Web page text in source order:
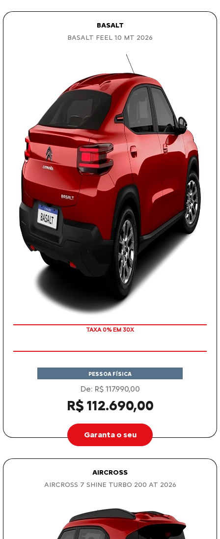
BASALT
BASALT FEEL 1.0 MT 2026
TAXA 0% EM 30X
PESSOA FÍSICA
De: R$ 117.990,00
R$ 112.690,00
Garanta o seu
AIRCROSS
AIRCROSS 7 SHINE TURBO 200 AT 2026